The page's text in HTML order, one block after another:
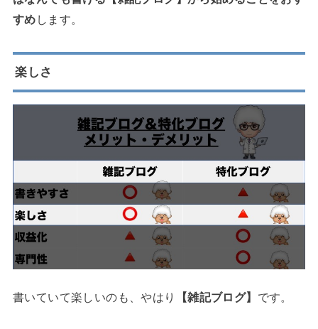
すめ します。
楽しさ
書いていて楽しいのも、やはり 【雑記ブログ】 です。